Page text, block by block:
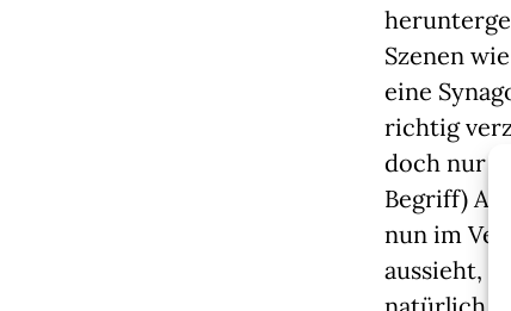
Szenen
eine
richtig
doch nur
Begriff)
nun im
aussieht,